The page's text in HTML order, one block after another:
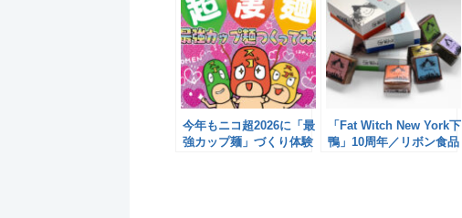
今年もニコ超2026に「最
強カップ麺」づくり体験
「Fat Witch New York下
鴨」10周年／リボン食品